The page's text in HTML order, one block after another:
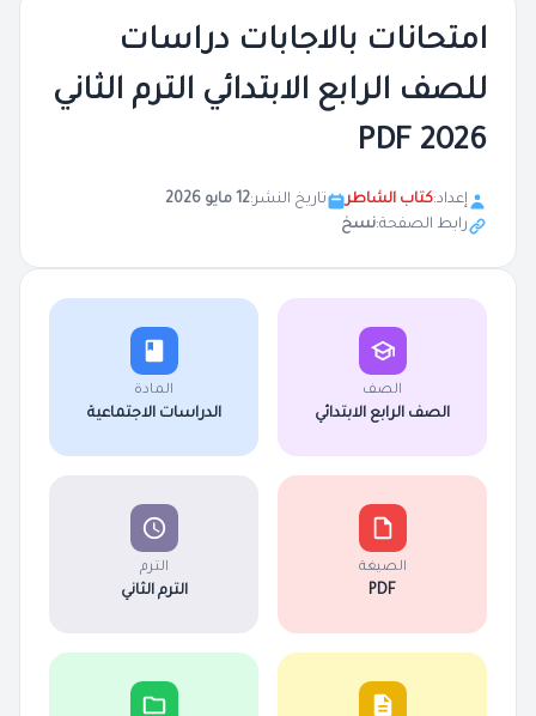
امتحانات بالاجابات دراسات
للصف الرابع الابتدائي الترم الثاني
2026 PDF
إعداد:كتاب الشاطر تاريخ النشر:12 مايو 2026
رابط الصفحة:نسخ
الصف
الصف الرابع الابتدائي
المادة
الدراسات الاجتماعية
الصيغة
PDF
الترم
الترم الثاني